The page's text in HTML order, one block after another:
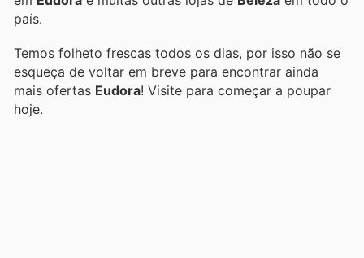
país.
Temos folheto frescas todos os dias, por isso não se
esqueça de voltar em breve para encontrar ainda
mais ofertas Eudora ! Visite para começar a poupar
hoje.